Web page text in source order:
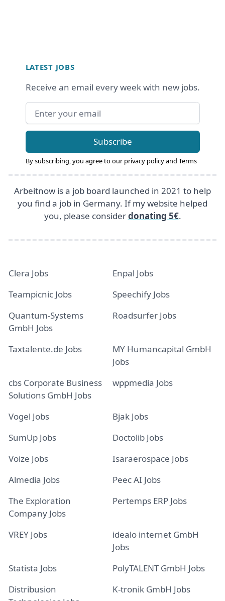
LATEST JOBS
Receive an email every week with new jobs.
Email address
Subscribe
By subscribing, you agree to our privacy policyand Terms
Arbeitnow is a job board launched in 2021 to help
you find a job in Germany. If my website helped
you, please considerdonating 5€.
Clera Jobs
Enpal Jobs
Teampicnic Jobs
Speechify Jobs
Quantum-Systems
GmbH Jobs
Roadsurfer Jobs
Taxtalente.de Jobs
MY Humancapital GmbH
Jobs
cbs Corporate Business
Solutions GmbH Jobs
wppmedia Jobs
Vogel Jobs
Bjak Jobs
SumUp Jobs
Doctolib Jobs
Voize Jobs
Isaraerospace Jobs
Almedia Jobs
Peec AI Jobs
The Exploration
Company Jobs
Pertemps ERP Jobs
VREY Jobs
idealo internet GmbH
Jobs
Statista Jobs
PolyTALENT GmbH Jobs
Distribusion
K-tronik GmbH Jobs